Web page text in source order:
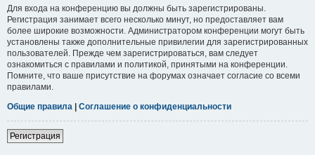
Для входа на конференцию вы должны быть зарегистрированы.
Регистрация занимает всего несколько минут, но предоставляет вам
более широкие возможности. Администратором конференции могут быть
установлены также дополнительные привилегии для зарегистрированных
пользователей. Прежде чем зарегистрироваться, вам следует
ознакомиться с правилами и политикой, принятыми на конференции.
Помните, что ваше присутствие на форумах означает согласие со всеми
правилами.
Общие правила | Соглашение о конфиденциальности
Регистрация